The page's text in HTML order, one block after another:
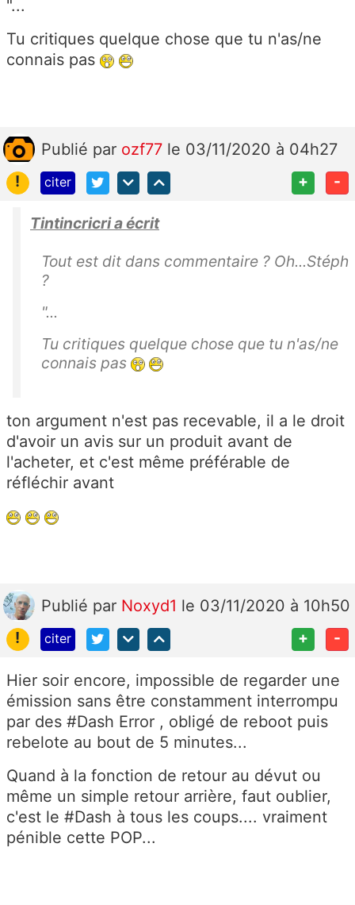
"...
Tu critiques quelque chose que tu n'as/ne
connais pas
Publié par ozf77 le 03/11/2020 à 04h27
!
citer + -
Tintincricri a écrit
Tout est dit dans commentaire ? Oh...Stéph
?
"...
Tu critiques quelque chose que tu n'as/ne
connais pas
ton argument n'est pas recevable, il a le droit
d'avoir un avis sur un produit avant de
l'acheter, et c'est même préférable de
réfléchir avant
Publié par Noxyd1 le 03/11/2020 à 10h50
!
citer + -
Hier soir encore, impossible de regarder une
émission sans être constamment interrompu
par des #Dash Error , obligé de reboot puis
rebelote au bout de 5 minutes...
Quand à la fonction de retour au dévut ou
même un simple retour arrière, faut oublier,
c'est le #Dash à tous les coups.... vraiment
pénible cette POP...